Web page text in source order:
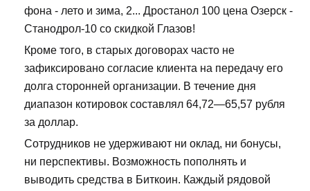
фона - лето и зима, 2... Дростанол 100 цена Озерск -
Станодрол-10 со скидкой Глазов!
Кроме того, в старых договорах часто не
зафиксировано согласие клиента на передачу его
долга сторонней организации. В течение дня
диапазон котировок составлял 64,72—65,57 рубля
за доллар.
Сотрудников не удерживают ни оклад, ни бонусы,
ни перспективы. Возможность пополнять и
выводить средства в Биткоин. Каждый рядовой